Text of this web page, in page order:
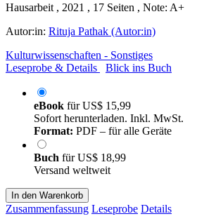
Hausarbeit , 2021 , 17 Seiten , Note: A+
Autor:in: Rituja Pathak (Autor:in)
Kulturwissenschaften - Sonstiges
Leseprobe & Details
Blick ins Buch
eBook fürUS$ 15,99
Sofort herunterladen. Inkl. MwSt.
Format: PDF – für alle Geräte
Buch fürUS$ 18,99
Versand weltweit
In den Warenkorb
Zusammenfassung Leseprobe Details